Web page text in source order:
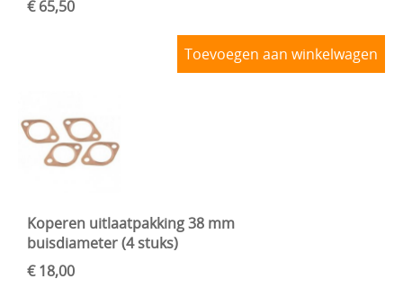
€ 65,50
Toevoegen aan winkelwagen
Koperen uitlaatpakking 38 mm
buisdiameter (4 stuks)
€ 18,00